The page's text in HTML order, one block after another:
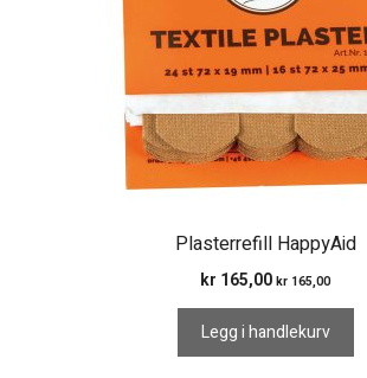
Plasterrefill HappyAid
kr 165,00 kr 165,00
Legg i handlekurv